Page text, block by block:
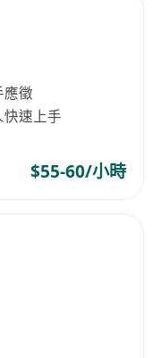
知的空间体验（如
品营销/酒店管理
经验，有服务金
應徵
速上手
$55-60/小時